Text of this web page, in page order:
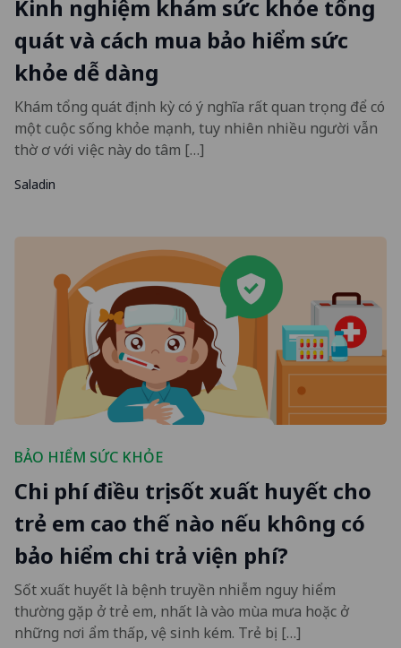
Kinh nghiệm khám sức khỏe tổng
quát và cách mua bảo hiểm sức
khỏe dễ dàng
Khám tổng quát định kỳ có ý nghĩa rất quan trọng để có
một cuộc sống khỏe mạnh, tuy nhiên nhiều người vẫn
thờ ơ với việc này do tâm […]
Saladin
BẢO HIỂM SỨC KHỎE
Chi phí điều trị sốt xuất huyết cho
trẻ em cao thế nào nếu không có
bảo hiểm chi trả viện phí?
Sốt xuất huyết là bệnh truyền nhiễm nguy hiểm
thường gặp ở trẻ em, nhất là vào mùa mưa hoặc ở
những nơi ẩm thấp, vệ sinh kém. Trẻ bị […]